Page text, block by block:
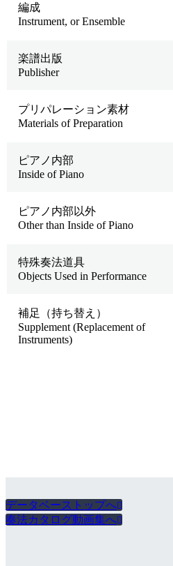
編成
Instrument, or Ensemble
楽譜出版
Publisher
プリパレーション素材
Materials of Preparation
ピアノ内部
Inside of Piano
ピアノ内部以外
Other than Inside of Piano
特殊奏法道具
Objects Used in Performance
補足（持ち替え）
Supplement (Replacement of
Instruments)
データベーストップへ
奏法カタログ動画集へ